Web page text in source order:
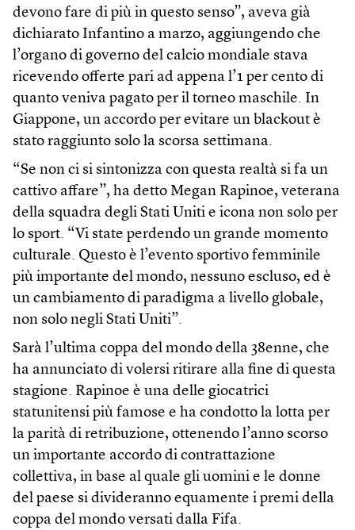
devono fare di più in questo senso”, aveva già
dichiarato Infantino a marzo, aggiungendo che
l’organo di governo del calcio mondiale stava
ricevendo offerte pari ad appena l’1 per cento di
quanto veniva pagato per il torneo maschile. In
Giappone, un accordo per evitare un blackout è
stato raggiunto solo la scorsa settimana.
“Se non ci si sintonizza con questa realtà si fa un
cattivo affare”, ha detto Megan Rapinoe, veterana
della squadra degli Stati Uniti e icona non solo per
lo sport. “Vi state perdendo un grande momento
culturale. Questo è l’evento sportivo femminile
più importante del mondo, nessuno escluso, ed è
un cambiamento di paradigma a livello globale,
non solo negli Stati Uniti”.
Sarà l’ultima coppa del mondo della 38enne, che
ha annunciato di volersi ritirare alla fine di questa
stagione. Rapinoe è una delle giocatrici
statunitensi più famose e ha condotto la lotta per
la parità di retribuzione, ottenendo l’anno scorso
un importante accordo di contrattazione
collettiva, in base al quale gli uomini e le donne
del paese si divideranno equamente i premi della
coppa del mondo versati dalla Fifa.